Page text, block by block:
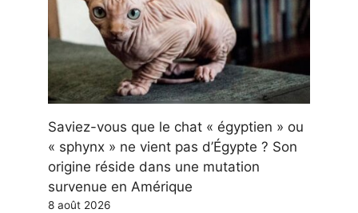
Saviez-vous que le chat « égyptien » ou
« sphynx » ne vient pas d’Égypte ? Son
origine réside dans une mutation
survenue en Amérique
8 août 2026